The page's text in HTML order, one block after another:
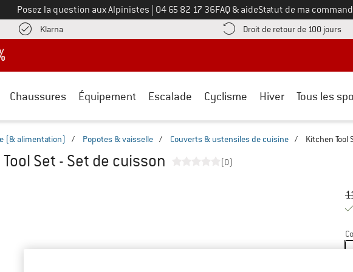
Posez la question aux Alpinistes Appelez-nous au
04 65 82 17 36FAQ & aideStatut de ma
KlarnaTrouve les informations de paiement ici ! Ouvre une boîte d'information
Droit de retour de 100 jours
Chaussures Équipement Escalade Cyclisme Hiver Tous les
(& alimentation) / Popotes & vaisselle / Couverts & ustensiles de cuisine / Kitchen Tool
Set - Set de cuisson (0)